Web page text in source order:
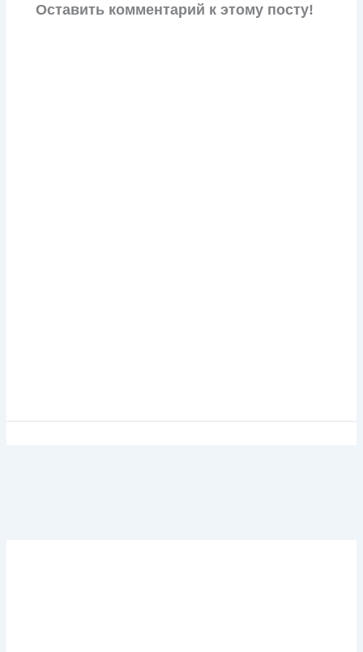
Оставить комментарий к этому посту!